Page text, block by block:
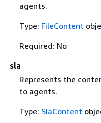
agents.
Type: FileContent
Required: No
sla
Represents the
to agents.
Type: SlaContent